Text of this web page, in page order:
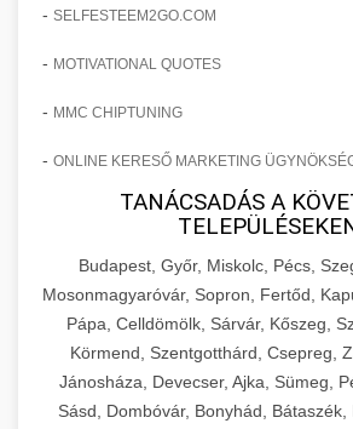
- SELFESTEEM2GO.COM
- MOTIVATIONAL QUOTES
- MMC CHIPTUNING
- ONLINE KERESŐ MARKETING
TANÁCSADÁS A
Budapest, Győr, Miskolc, Pécs,
Mosonmagyaróvár, Sopron, Fertőd,
Pápa, Celldömölk, Sárvár, Kőszeg,
Körmend, Szentgotthárd, Csepreg,
Jánosháza, Devecser, Ajka, Sümeg,
Sásd, Dombóvár, Bonyhád, Bátaszék,